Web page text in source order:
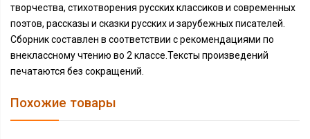
творчества, стихотворения русских классиков и современных
поэтов, рассказы и сказки русских и зарубежных писателей.
Сборник составлен в соответствии с рекомендациями по
внеклассному чтению во 2 классе.Тексты произведений
печатаются без сокращений.
Похожие товары